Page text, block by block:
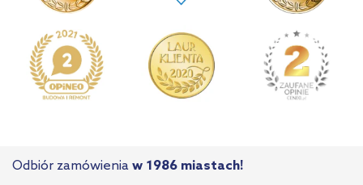
Odbiór zamówienia w 1986 miastach!